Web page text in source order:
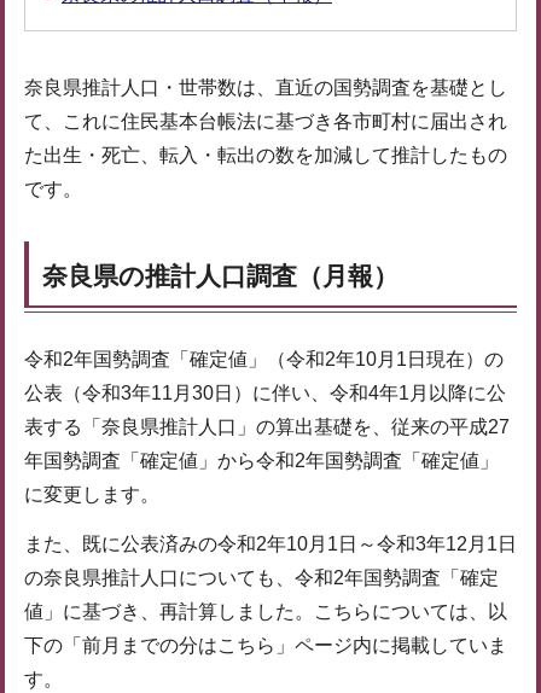
奈良県推計人口・世帯数は、直近の国勢調査を基礎とし
て、これに住民基本台帳法に基づき各市町村に届出され
た出生・死亡、転入・転出の数を加減して推計したもの
です。
奈良県の推計人口調査（月報）
令和2年国勢調査「確定値」（令和2年10月1日現在）の
公表（令和3年11月30日）に伴い、令和4年1月以降に公
表する「奈良県推計人口」の算出基礎を、従来の平成27
年国勢調査「確定値」から令和2年国勢調査「確定値」
に変更します。
また、既に公表済みの令和2年10月1日～令和3年12月1日
の奈良県推計人口についても、令和2年国勢調査「確定
値」に基づき、再計算しました。こちらについては、以
下の「前月までの分はこちら」ページ内に掲載していま
す。